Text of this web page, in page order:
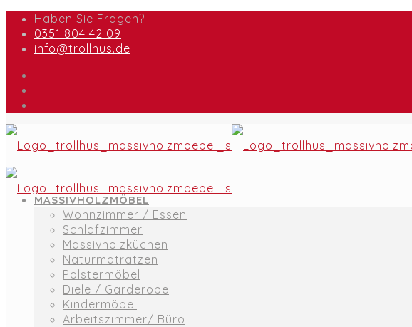
Haben Sie Fragen?
0351 804 42 09
info@trollhus.de
MASSIVHOLZMÖBEL
Wohnzimmer / Essen
Schlafzimmer
Massivholzküchen
Naturmatratzen
Polstermöbel
Diele / Garderobe
Kindermöbel
Arbeitszimmer/ Büro